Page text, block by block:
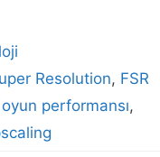
Resolution, FSR
oyun performansı,